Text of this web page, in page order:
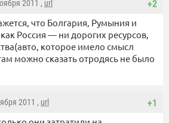
+2
2011 , url
что Болгария, Румыния и
Россия — ни дорогих ресурсов,
которое имело смысл
можно сказать отродясь не было
+1
2011 , url